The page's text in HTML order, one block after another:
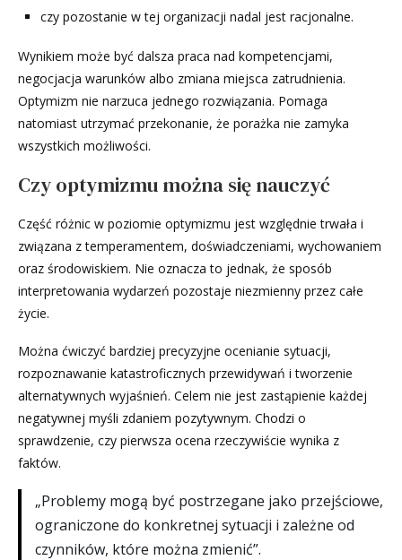
czy pozostanie w tej organizacji nadal jest racjonalne.
Wynikiem może być dalsza praca nad kompetencjami,
negocjacja warunków albo zmiana miejsca zatrudnienia.
Optymizm nie narzuca jednego rozwiązania. Pomaga
natomiast utrzymać przekonanie, że porażka nie zamyka
wszystkich możliwości.
Czy optymizmu można się nauczyć
Część różnic w poziomie optymizmu jest względnie trwała i
związana z temperamentem, doświadczeniami, wychowaniem
oraz środowiskiem. Nie oznacza to jednak, że sposób
interpretowania wydarzeń pozostaje niezmienny przez całe
życie.
Można ćwiczyć bardziej precyzyjne ocenianie sytuacji,
rozpoznawanie katastroficznych przewidywań i tworzenie
alternatywnych wyjaśnień. Celem nie jest zastąpienie każdej
negatywnej myśli zdaniem pozytywnym. Chodzi o
sprawdzenie, czy pierwsza ocena rzeczywiście wynika z
faktów.
„Problemy mogą być postrzegane jako przejściowe,
ograniczone do konkretnej sytuacji i zależne od
czynników, które można zmienić”.